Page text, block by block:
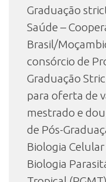
Graduação
Saúde –
Brasil/
consórcio de
Graduação
para oferta de
mestrado e
de Pós-
Biologia
Biologia